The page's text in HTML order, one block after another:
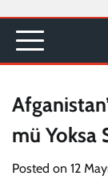
content
mü Yoksa
Posted on 12